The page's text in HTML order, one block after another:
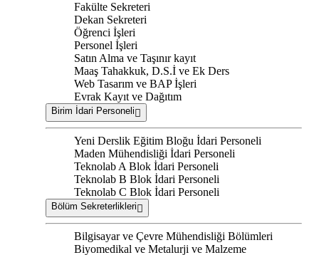
Fakülte Sekreteri
Dekan Sekreteri
Öğrenci İşleri
Personel İşleri
Satın Alma ve Taşınır kayıt
Maaş Tahakkuk, D.S.İ ve Ek Ders
Web Tasarım ve BAP İşleri
Evrak Kayıt ve Dağıtım
Birim İdari Personeli
Yeni Derslik Eğitim Bloğu İdari Personeli
Maden Mühendisliği İdari Personeli
Teknolab A Blok İdari Personeli
Teknolab B Blok İdari Personeli
Teknolab C Blok İdari Personeli
Bölüm Sekreterlikleri
Bilgisayar ve Çevre Mühendisliği Bölümleri
Biyomedikal ve Metalurji ve Malzeme